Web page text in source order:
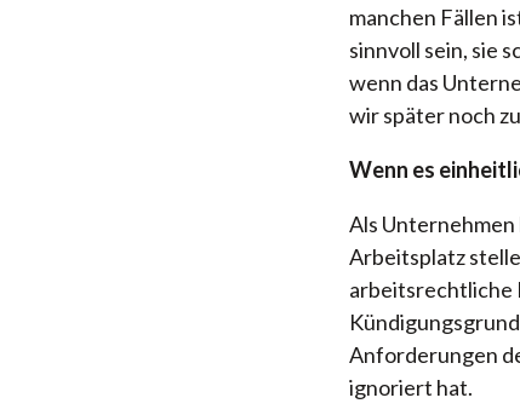
manchen Fällen
sinnvoll sein, sie
wenn das
wir später noch
Wenn es
Als
Arbeitsplatz
arbeitsrechtliche
Anforderungen
ignoriert hat.